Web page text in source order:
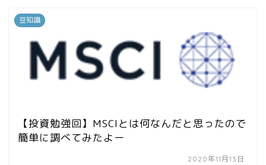
豆知識
【投資勉強回】MSCIとは何なんだと思ったので
簡単に調べてみたよー
2020年11月13日